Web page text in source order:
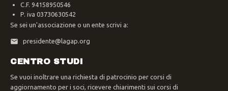
C.F. 94158950546
P. iva 03730630542
Se sei un'associazione o un ente scrivi a:
presidente@lagap.org
CENTRO STUDI
Se vuoi inoltrare una richiesta di patrocinio per corsi di
aggiornamento per i soci, ricevere chiarimenti sui corsi di